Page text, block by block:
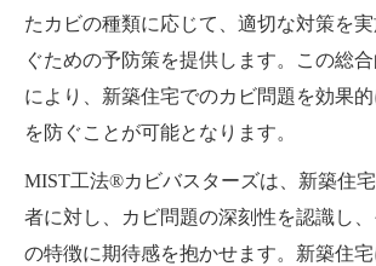
たカビの種類に応じて、適切な対策を
ぐための予防策を提供します。この総
により、新築住宅でのカビ問題を効果
を防ぐことが可能となります。
MIST工法®カビバスターズは、新築住
者に対し、カビ問題の深刻性を認識し
の特徴に期待感を抱かせます。新築住